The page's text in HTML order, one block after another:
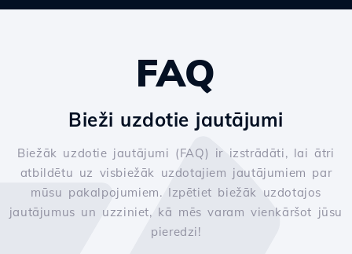
FAQ
Bieži uzdotie jautājumi
Biežāk uzdotie jautājumi (FAQ) ir izstrādāti, lai ātri
atbildētu uz visbiežāk uzdotajiem jautājumiem par
mūsu pakalpojumiem. Izpētiet biežāk uzdotajos
jautājumus un uzziniet, kā mēs varam vienkāršot jūsu
pieredzi!